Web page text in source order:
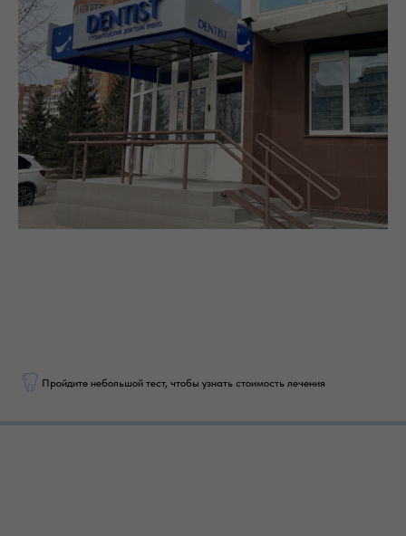
Пройдите небольшой тест, чтобы узнать стоимость лечения